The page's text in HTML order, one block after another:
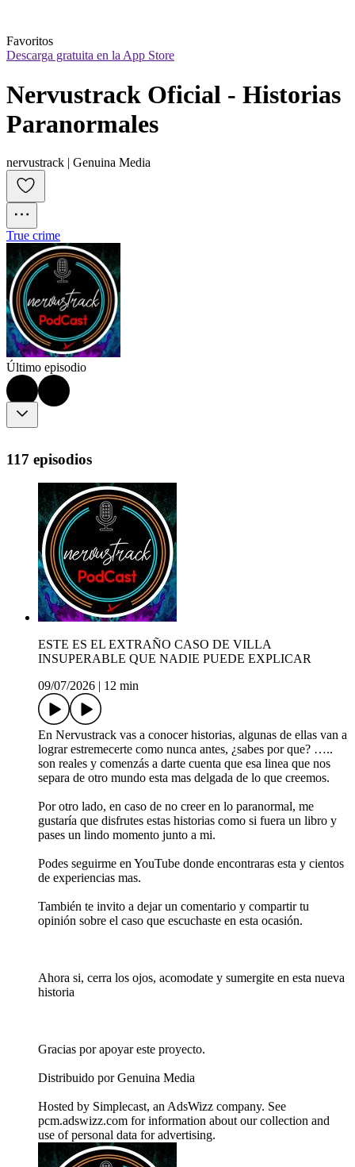
Favoritos
Descarga gratuita en la App Store
Nervustrack Oficial - Historias
Paranormales
nervustrack | Genuina Media
True crime
Último episodio
117 episodios
ESTE ES EL EXTRAÑO CASO DE VILLA
INSUPERABLE QUE NADIE PUEDE EXPLICAR
09/07/2026
12 min
En Nervustrack vas a conocer historias, algunas de ellas van a
lograr estremecerte como nunca antes, ¿sabes por que? …..
son reales y comenzás a darte cuenta que esa linea que nos
separa de otro mundo esta mas delgada de lo que creemos.
Por otro lado, en caso de no creer en lo paranormal, me
gustaría que disfrutes estas historias como si fuera un libro y
pases un lindo momento junto a mi.
Podes seguirme en YouTube donde encontraras esta y cientos
de experiencias mas.
También te invito a dejar un comentario y compartir tu
opinión sobre el caso que escuchaste en esta ocasión.
Ahora si, cerra los ojos, acomodate y sumergite en esta nueva
historia
Gracias por apoyar este proyecto.
Distribuido por Genuina Media
Hosted by Simplecast, an AdsWizz company. See
pcm.adswizz.com for information about our collection and
use of personal data for advertising.